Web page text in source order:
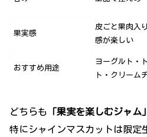
果実感
皮ごと果肉入
感が楽しい
おすすめ用途
ヨーグルト・
ト・クリーム
どちらも 「果実を楽しむジャム」
特にシャインマスカットは限定